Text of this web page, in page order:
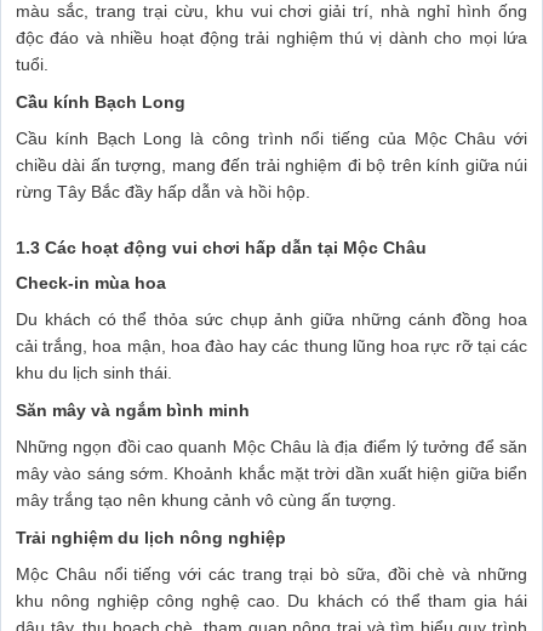
màu sắc, trang trại cừu, khu vui chơi giải trí, nhà nghỉ hình ống
độc đáo và nhiều hoạt động trải nghiệm thú vị dành cho mọi lứa
tuổi.
Cầu kính Bạch Long
Cầu kính Bạch Long là công trình nổi tiếng của Mộc Châu với
chiều dài ấn tượng, mang đến trải nghiệm đi bộ trên kính giữa núi
rừng Tây Bắc đầy hấp dẫn và hồi hộp.
1.3 Các hoạt động vui chơi hấp dẫn tại Mộc Châu
Check-in mùa hoa
Du khách có thể thỏa sức chụp ảnh giữa những cánh đồng hoa
cải trắng, hoa mận, hoa đào hay các thung lũng hoa rực rỡ tại các
khu du lịch sinh thái.
Săn mây và ngắm bình minh
Những ngọn đồi cao quanh Mộc Châu là địa điểm lý tưởng để săn
mây vào sáng sớm. Khoảnh khắc mặt trời dần xuất hiện giữa biển
mây trắng tạo nên khung cảnh vô cùng ấn tượng.
Trải nghiệm du lịch nông nghiệp
Mộc Châu nổi tiếng với các trang trại bò sữa, đồi chè và những
khu nông nghiệp công nghệ cao. Du khách có thể tham gia hái